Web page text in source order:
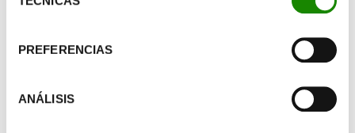
PREFERENCIAS
ANÁLISIS
La maestra logró que el alumnado
aprendizaje y lograran mejores